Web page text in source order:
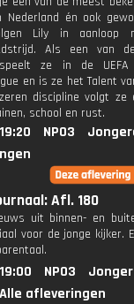
Nederland én ook
Lily in aanloop
Als een van
ze in de UEFA
en is ze het Talent
discipline volgt ze
school en rust.
NPO3
Afl. 180
uit binnen- en
voor de jonge kijker.
NPO3
Alle afleveringen